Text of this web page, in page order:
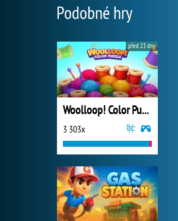
Podobné hry
Woolloop! Color Puzzle
3 303x
před 23 dny